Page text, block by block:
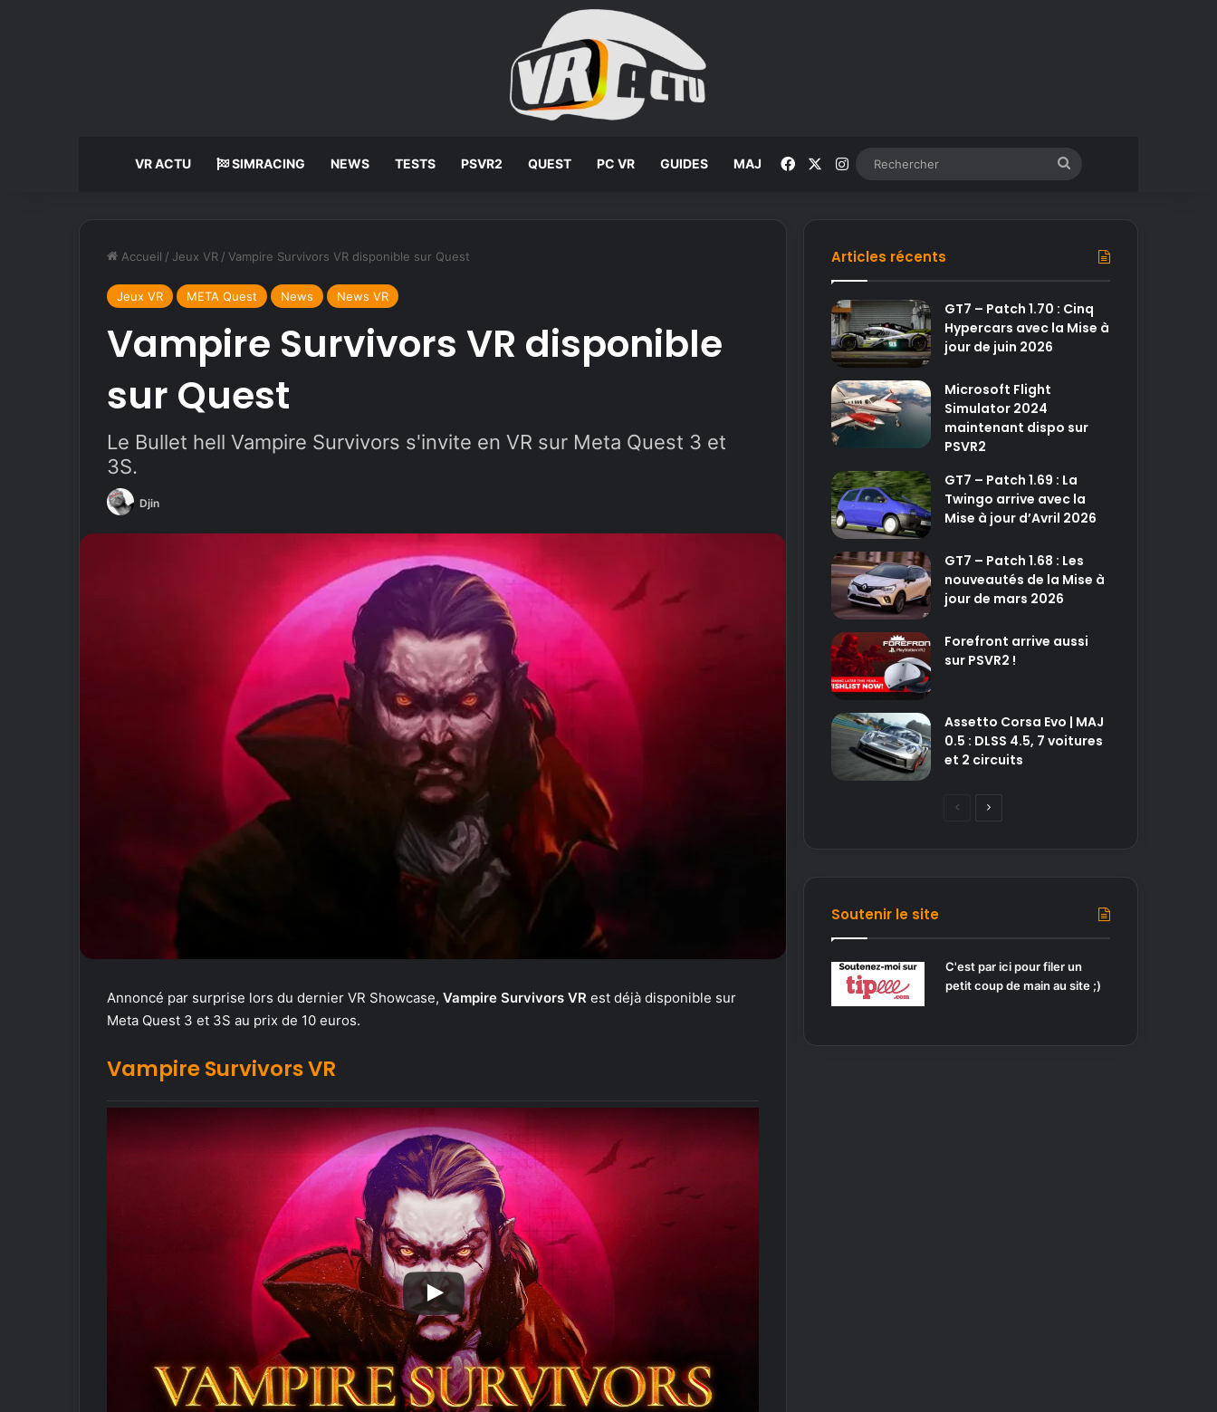
VR ACTU SIMRACING NEWS TESTS PSVR2 QUEST PC VR GUIDES MAJ FacebookInstagram Rechercher
Accueil / Jeux VR / Vampire Survivors VR disponible sur Quest
Jeux VR META Quest News News VR
Vampire Survivors VR disponible
sur Quest
Le Bullet hell Vampire Survivors s'invite en VR sur Meta Quest 3 et
3S.
Djin
Annoncé par surprise lors du dernier VR Showcase, Vampire Survivors VR est déjà disponible sur
Meta Quest 3 et 3S au prix de 10 euros.
Vampire Survivors VR
Articles récents
GT7 – Patch 1.70 : Cinq
Hypercars avec la Mise à
jour de juin 2026
Microsoft Flight
Simulator 2024
maintenant dispo sur
PSVR2
GT7 – Patch 1.69 : La
Twingo arrive avec la
Mise à jour d’Avril 2026
GT7 – Patch 1.68 : Les
nouveautés de la Mise à
jour de mars 2026
Forefront arrive aussi
sur PSVR2 !
Assetto Corsa Evo | MAJ
0.5 : DLSS 4.5, 7 voitures
et 2 circuits
c
v
Soutenir le site
C'est par ici pour filer un
petit coup de main au site ;)